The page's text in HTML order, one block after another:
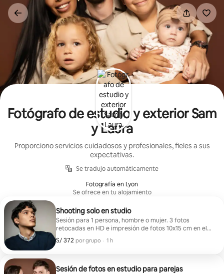
Omite
contenido
Fotógrafo de estudio y exterior Sam
y Laura
Proporciono servicios cuidadosos y profesionales, fieles a sus
expectativas.
Se tradujo automáticamente
Fotografía en Lyon
Se ofrece en tu alojamiento
Shooting solo en studio
Sesión para 1 persona, hombre o mujer. 3 fotos
retocadas en HD e impresión de fotos 10x15 cm en el
lugar.
S/ 372 por grupo
S/ 372 por grupo
, · 1 h
Sesión de fotos en estudio para parejas